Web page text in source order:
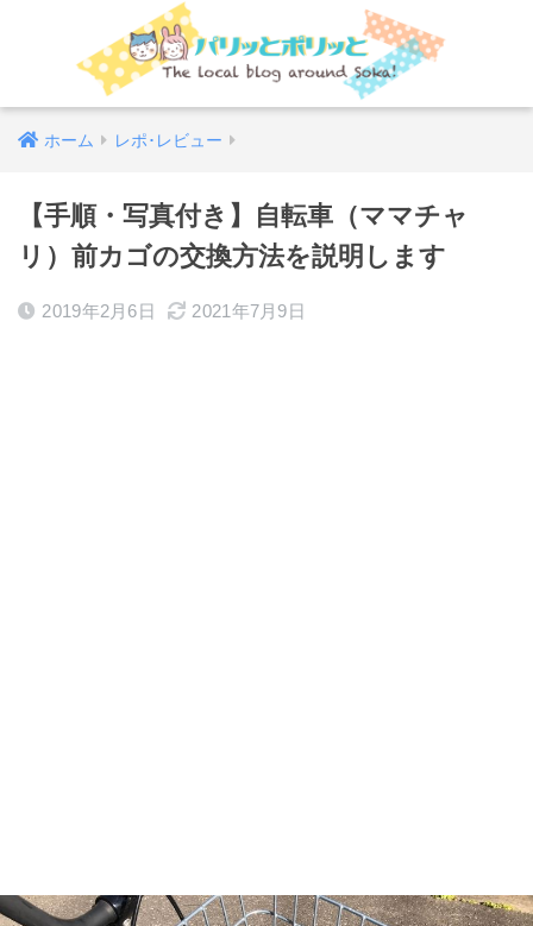
ホーム レポ･レビュー
【手順・写真付き】自転車（ママチャ
リ）前カゴの交換方法を説明します
2019年2月6日 2021年7月9日